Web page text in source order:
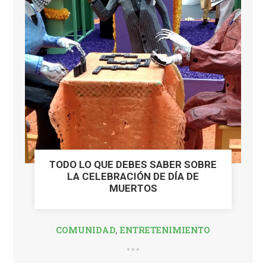
TODO LO QUE DEBES SABER SOBRE
LA CELEBRACIÓN DE DÍA DE
MUERTOS
COMUNIDAD, ENTRETENIMIENTO